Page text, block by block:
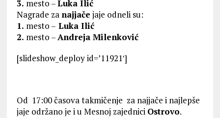
3. mesto –Luka Ilić
Nagrade za najjače jaje odneli su:
1. mesto – Luka Ilić
2. mesto –Andreja Milenković
[slideshow_deploy id=’11921′]
Od 17:00 časova takmičenje za najjače i najlepše
jaje održano je i u Mesnoj zajednici Ostrovo.